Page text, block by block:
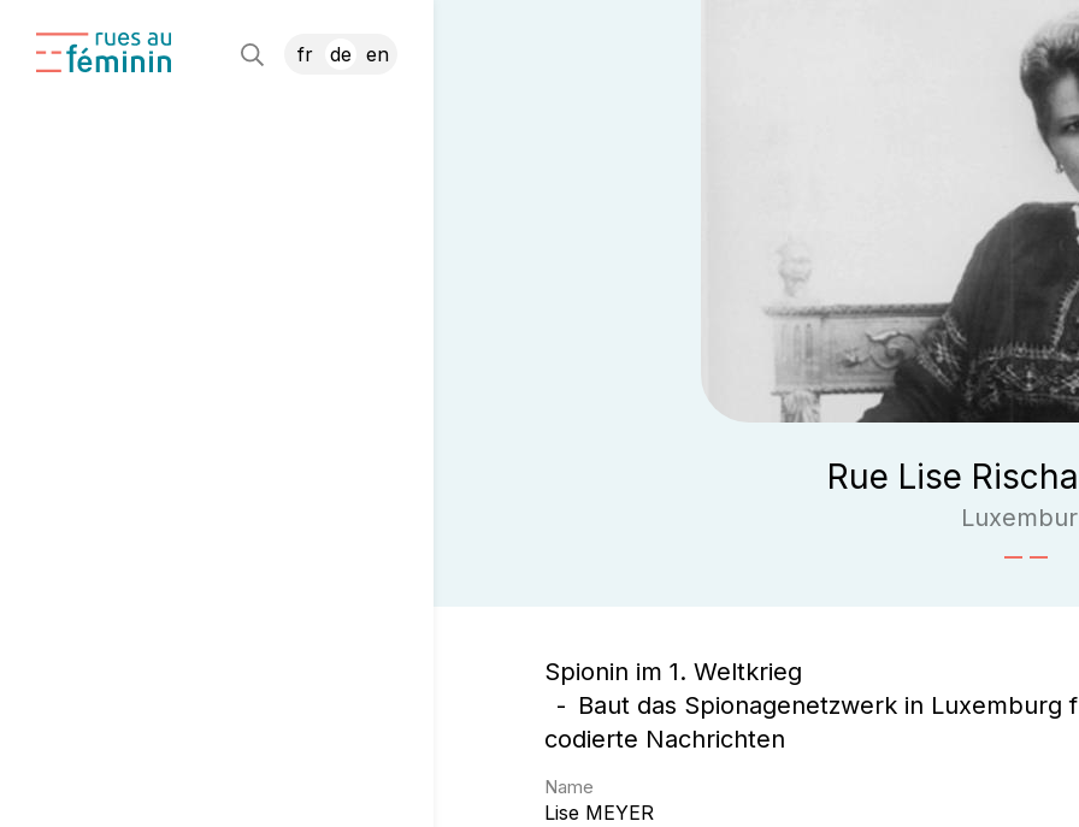
fr de en
Rue Lise
Spionin im 1. Weltkrieg
Baut das Spionagenetzwerk in
codierte Nachrichten
Name
Lise MEYER